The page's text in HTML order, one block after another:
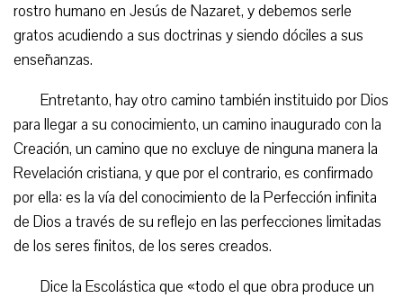
rostro humano en Jesús de Nazaret, y debemos serle
gratos acudiendo a sus doctrinas y siendo dóciles a sus
enseñanzas.
Entretanto, hay otro camino también instituido por Dios
para llegar a su conocimiento, un camino inaugurado con la
Creación, un camino que no excluye de ninguna manera la
Revelación cristiana, y que por el contrario, es confirmado
por ella: es la vía del conocimiento de la Perfección infinita
de Dios a través de su reflejo en las perfecciones limitadas
de los seres finitos, de los seres creados.
Dice la Escolástica que «todo el que obra produce un